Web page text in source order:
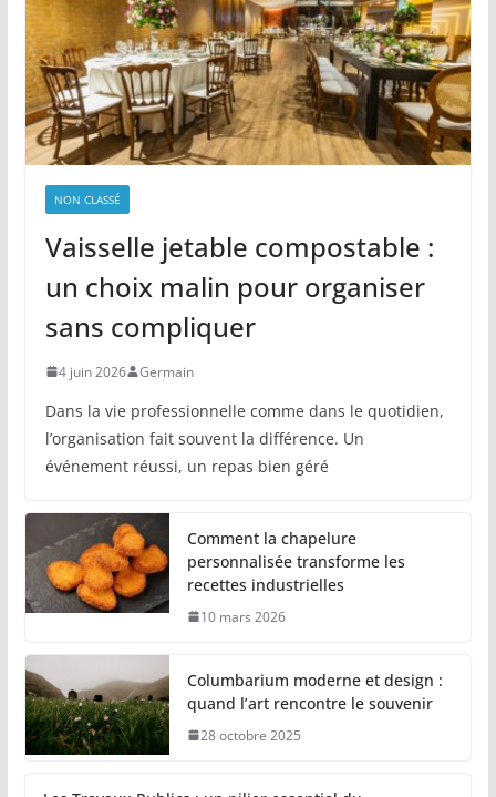
NON CLASSÉ
Vaisselle jetable compostable :
un choix malin pour organiser
sans compliquer
4 juin 2026 Germain
Dans la vie professionnelle comme dans le quotidien,
l’organisation fait souvent la différence. Un
événement réussi, un repas bien géré
Comment la chapelure
personnalisée transforme les
recettes industrielles
10 mars 2026
Columbarium moderne et design :
quand l’art rencontre le souvenir
28 octobre 2025